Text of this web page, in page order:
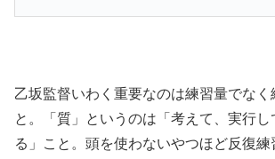
乙坂監督いわく重要なのは練習量でなく
と。「質」というのは「考えて、実行
る」こと。頭を使わないやつほど反復練